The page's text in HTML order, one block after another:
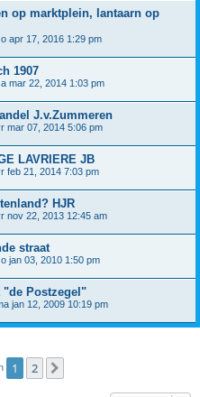
op marktplein, lantaarn op
apr 17, 2016 1:29 pm
1907
mar 22, 2014 1:03 pm
J.v.Zummeren
mar 07, 2014 5:06 pm
LAVRIERE JB
feb 21, 2014 7:03 pm
HJR
nov 22, 2013 12:45 am
straat
jan 03, 2010 1:50 pm
"de Postzegel"
jan 12, 2009 10:19 pm
1 2